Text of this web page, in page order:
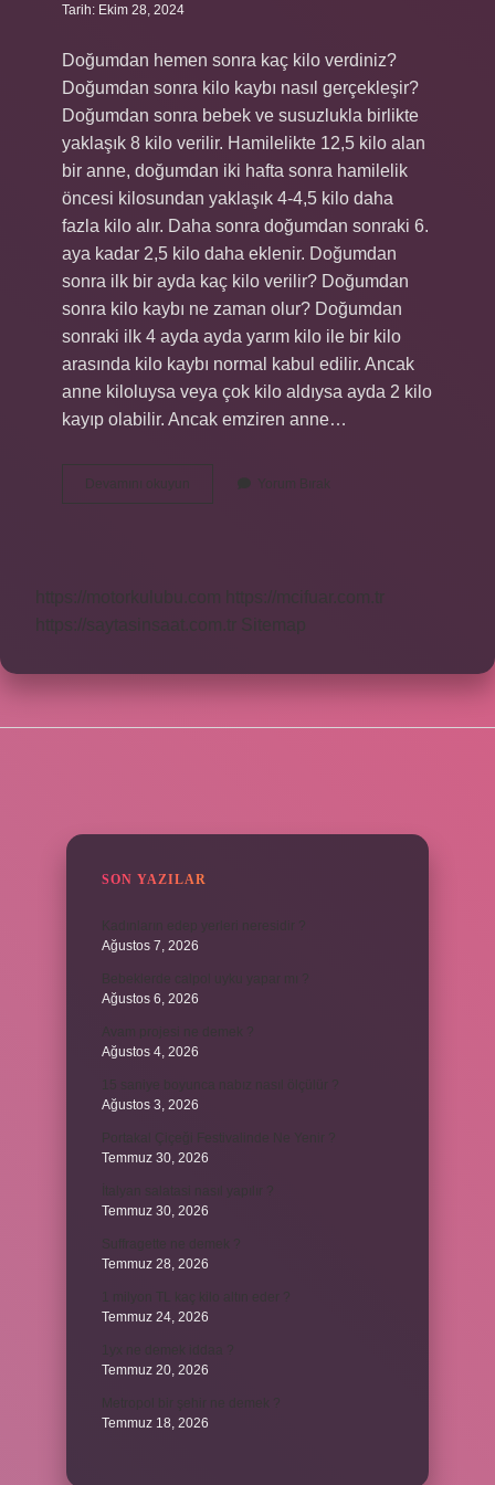
Tarih: Ekim 28, 2024
Doğumdan hemen sonra kaç kilo verdiniz?
Doğumdan sonra kilo kaybı nasıl gerçekleşir?
Doğumdan sonra bebek ve susuzlukla birlikte
yaklaşık 8 kilo verilir. Hamilelikte 12,5 kilo alan
bir anne, doğumdan iki hafta sonra hamilelik
öncesi kilosundan yaklaşık 4-4,5 kilo daha
fazla kilo alır. Daha sonra doğumdan sonraki 6.
aya kadar 2,5 kilo daha eklenir. Doğumdan
sonra ilk bir ayda kaç kilo verilir? Doğumdan
sonra kilo kaybı ne zaman olur? Doğumdan
sonraki ilk 4 ayda ayda yarım kilo ile bir kilo
arasında kilo kaybı normal kabul edilir. Ancak
anne kiloluysa veya çok kilo aldıysa ayda 2 kilo
kayıp olabilir. Ancak emziren anne…
Devamını okuyun
Doğumdan
Hemen
Yorum Bırak
https://motorkulubu.com
https://mcifuar.com.tr
https://saytasinsaat.com.tr Sitemap
SON YAZILAR
Ağustos 7, 2026
Ağustos 6, 2026
Ağustos 4, 2026
Ağustos 3, 2026
Temmuz 30, 2026
Temmuz 30, 2026
Temmuz 28, 2026
Temmuz 24, 2026
Temmuz 20, 2026
Temmuz 18, 2026